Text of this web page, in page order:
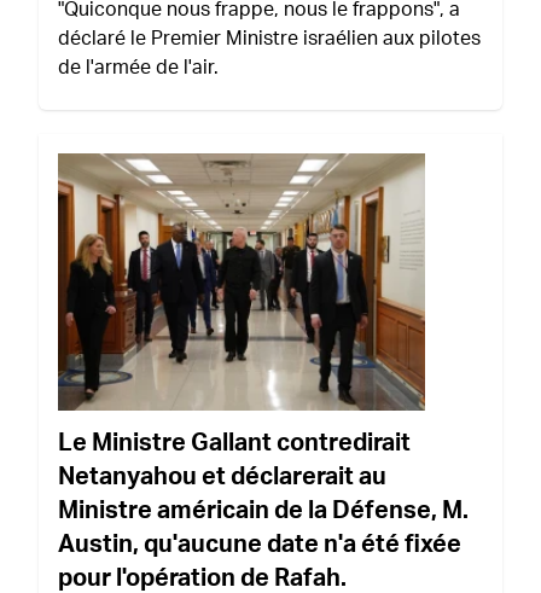
"Quiconque nous frappe, nous le frappons", a
déclaré le Premier Ministre israélien aux pilotes
de l'armée de l'air.
Le Ministre Gallant contredirait
Netanyahou et déclarerait au
Ministre américain de la Défense, M.
Austin, qu'aucune date n'a été fixée
pour l'opération de Rafah.